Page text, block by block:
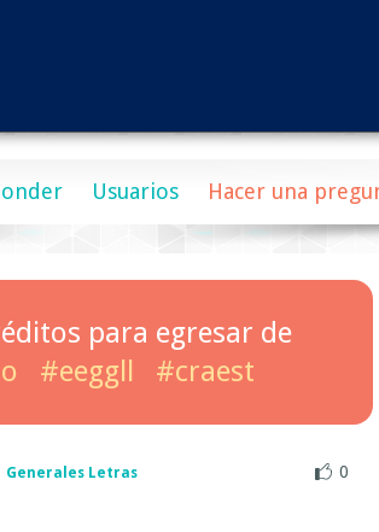
Usuarios Hacer una
para egresar de
#eeggll #craest
0
Generales Letras